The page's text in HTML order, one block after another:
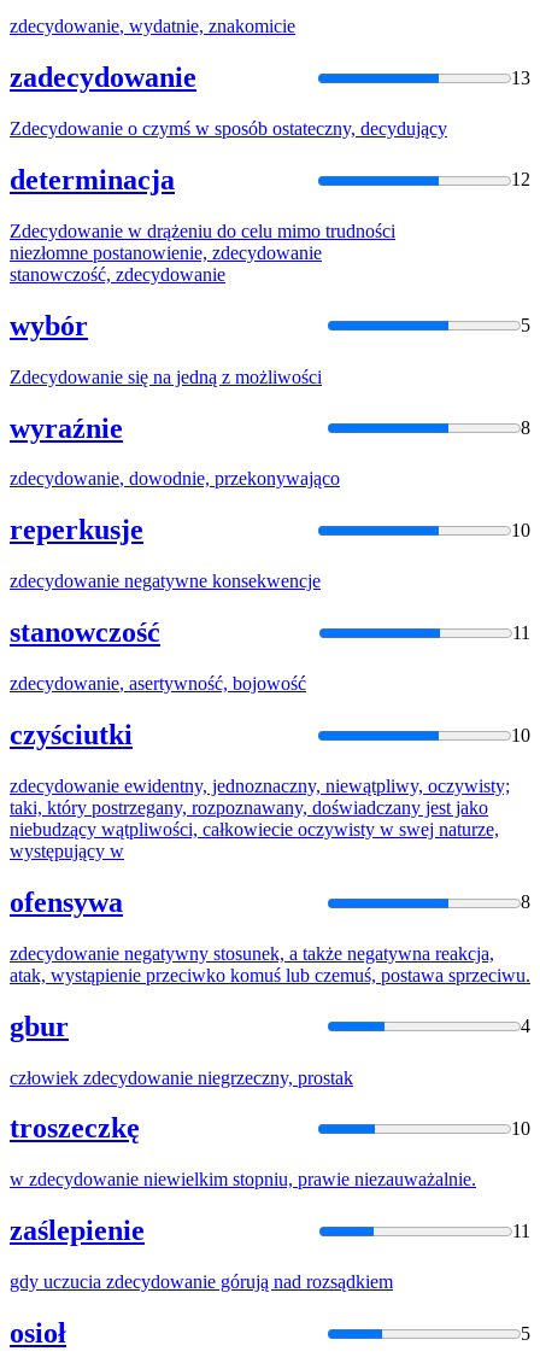
zdecydowanie, wydatnie, znakomicie
zadecydowanie 13
Zdecydowanie o czymś w sposób ostateczny, decydujący
determinacja 12
Zdecydowanie w drążeniu do celu mimo trudności
niezłomne postanowienie, zdecydowanie
stanowczość, zdecydowanie
wybór 5
Zdecydowanie się na jedną z możliwości
wyraźnie 8
zdecydowanie, dowodnie, przekonywająco
reperkusje 10
zdecydowanie negatywne konsekwencje
stanowczość 11
zdecydowanie, asertywność, bojowość
czyściutki 10
zdecydowanie ewidentny, jednoznaczny, niewątpliwy, oczywisty;
taki, który postrzegany, rozpoznawany, doświadczany jest jako
niebudzący wątpliwości, całkowiecie oczywisty w swej naturze,
występujący w
ofensywa 8
zdecydowanie negatywny stosunek, a także negatywna reakcja,
atak, wystąpienie przeciwko komuś lub czemuś, postawa sprzeciwu.
gbur 4
człowiek zdecydowanie niegrzeczny, prostak
troszeczkę 10
w zdecydowanie niewielkim stopniu, prawie niezauważalnie.
zaślepienie 11
gdy uczucia zdecydowanie górują nad rozsądkiem
osioł 5